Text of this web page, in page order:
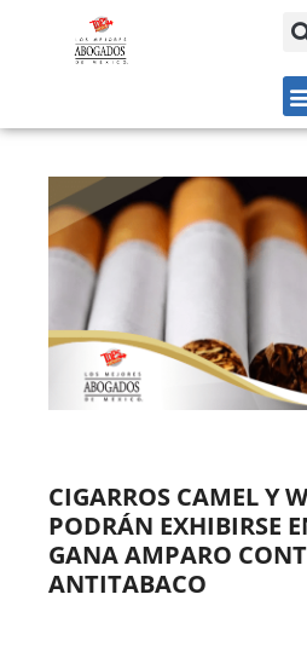
CIGARROS CAMEL Y
PODRÁN EXHIBIRSE
GANA AMPARO
ANTITABACO